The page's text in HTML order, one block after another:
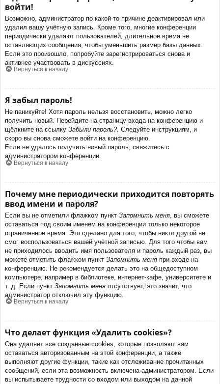
войти!
Возможно, администратор по какой-то причине деактивировал или
удалил вашу учётную запись. Кроме того, многие конференции
периодически удаляют пользователей, длительное время не
оставляющих сообщения, чтобы уменьшить размер базы данных.
Если это произошло, попробуйте зарегистрироваться снова и
активнее участвовать в дискуссиях.
Вернуться к началу
Я забыл пароль!
Не паникуйте! Хотя пароль нельзя восстановить, можно легко
получить новый. Перейдите на страницу входа на конференцию и
щёлкните на ссылку Забыли пароль?. Следуйте инструкциям, и
скоро вы снова сможете войти на конференцию.
Если не удалось получить новый пароль, свяжитесь с
администратором конференции.
Вернуться к началу
Почему мне периодически приходится повторять
ввод имени и пароля?
Если вы не отметили флажком пункт Запомнить меня , вы сможете
оставаться под своим именем на конференции только некоторое
ограниченное время. Это сделано для того, чтобы никто другой не
смог воспользоваться вашей учётной записью. Для того чтобы вам
не приходилось вводить имя пользователя и пароль каждый раз, вы
можете отметить флажком пункт Запомнить меня при входе на
конференцию. Не рекомендуется делать это на общедоступном
компьютере, например в библиотеке, интернет-кафе, университете и
т. д. Если пункт Запомнить меня отсутствует, это значит, что
администратор отключил эту функцию.
Вернуться к началу
Что делает функция «Удалить cookies»?
Она удаляет все созданные cookies, которые позволяют вам
оставаться авторизованным на этой конференции, а также
выполняют другие функции, такие как отслеживание прочитанных
сообщений, если эта возможность включена администратором. Если
вы испытываете трудности со входом или выходом на данной